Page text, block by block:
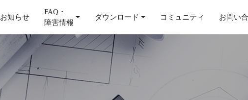
お知らせ
FAQ・
障害情報
ダウンロード コミュニティ お問い